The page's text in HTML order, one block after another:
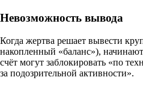
Невозможность вывода
Когда жертва решает вывести
накопленный «баланс»),
счёт могут заблокировать «по
за подозрительной активности».